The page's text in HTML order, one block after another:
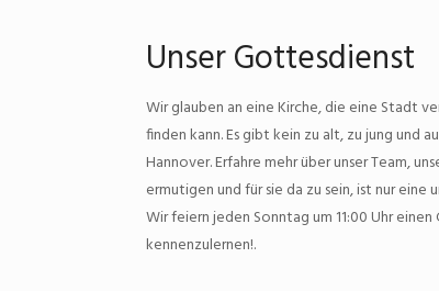
Unser Gottesdienst
Wir glauben an eine Kirche, die eine Stadt
finden kann. Es gibt kein zu alt, zu jung und
Hannover. Erfahre mehr über unser Team,
ermutigen und für sie da zu sein, ist nur
Wir feiern jeden Sonntag um 11:00 Uhr
kennenzulernen!.